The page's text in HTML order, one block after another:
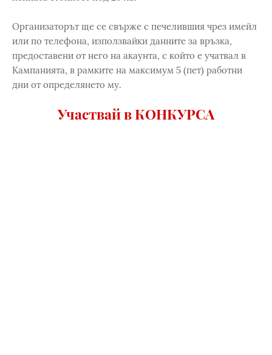
Организаторът ще се свърже с печелившия чрез имейл
или по телефона, използвайки данните за връзка,
предоставени от него на акаунта, с който е учатвал в
Кампанията, в рамките на максимум 5 (пет) работни
дни от определянето му.
Участвай в КОНКУРСА